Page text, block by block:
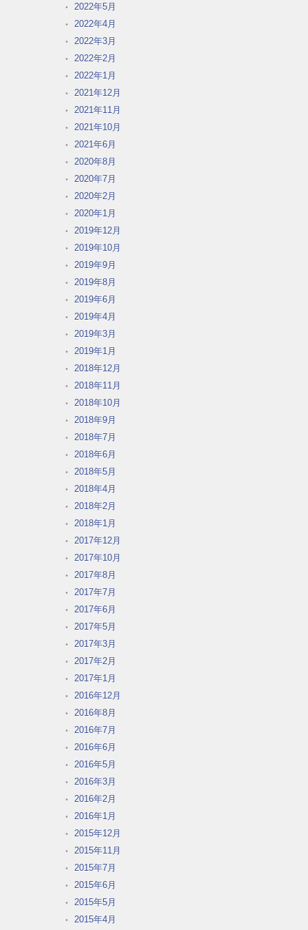
2022年5月
2022年4月
2022年3月
2022年2月
2022年1月
2021年12月
2021年11月
2021年10月
2021年6月
2020年8月
2020年7月
2020年2月
2020年1月
2019年12月
2019年10月
2019年9月
2019年8月
2019年6月
2019年4月
2019年3月
2019年1月
2018年12月
2018年11月
2018年10月
2018年9月
2018年7月
2018年6月
2018年5月
2018年4月
2018年2月
2018年1月
2017年12月
2017年10月
2017年8月
2017年7月
2017年6月
2017年5月
2017年3月
2017年2月
2017年1月
2016年12月
2016年8月
2016年7月
2016年6月
2016年5月
2016年3月
2016年2月
2016年1月
2015年12月
2015年11月
2015年7月
2015年6月
2015年5月
2015年4月